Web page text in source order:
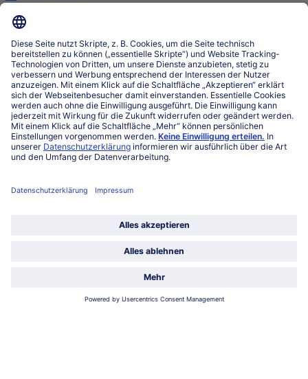
www.bofrost.lu
027863232
Mo-Fr. von 7 bis 20 Uhr
Service
Über bofrost*